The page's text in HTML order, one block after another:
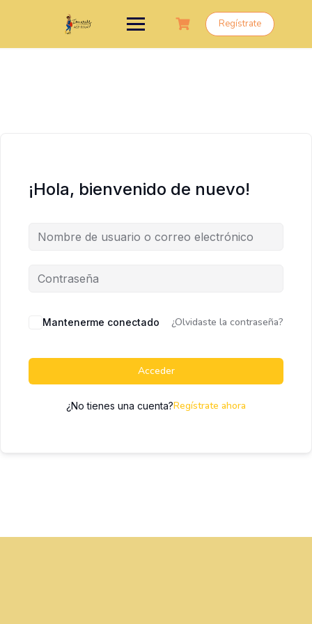
Regístrate
¡Hola, bienvenido de nuevo!
Mantenerme conectado ¿Olvidaste la contraseña?
Acceder
¿No tienes una cuenta?Regístrate ahora